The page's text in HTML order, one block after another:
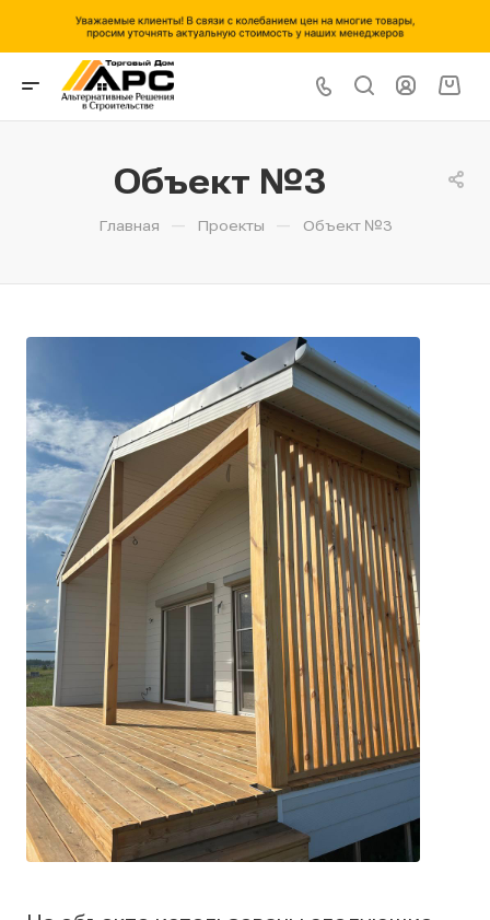
Объект №3
Главная — Проекты — Объект №3